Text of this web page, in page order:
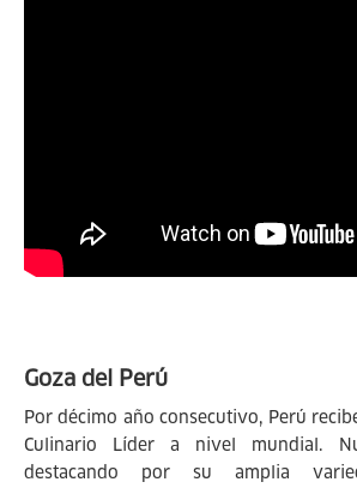
Goza del Perú
Por décimo año consecutivo, Perú
Culinario Líder a nivel mundial.
destacando por su amplia